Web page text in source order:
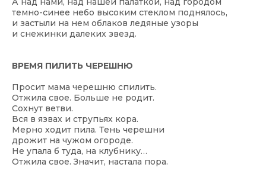
темно-синее небо высоким стеклом поднялось,
и застыли на нем облаков ледяные узоры
и снежинки далеких звезд.
ВРЕМЯ ПИЛИТЬ ЧЕРЕШНЮ
Просит мама черешню спилить.
Отжила свое. Больше не родит.
Сохнут ветви.
Вся в язвах и струпьях кора.
Мерно ходит пила. Тень черешни
дрожит на чужом огороде.
Не упала б туда, на клубнику…
Отжила свое. Значит, настала пора.